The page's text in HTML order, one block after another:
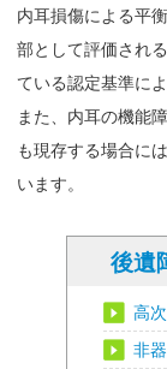
内耳損傷による平
部として評価され
ている認定基準に
また、内耳の機能
も現存する場合に
います。
後遺
高
非